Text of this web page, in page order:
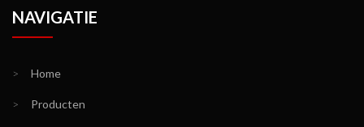
NAVIGATIE
> Home
> Producten